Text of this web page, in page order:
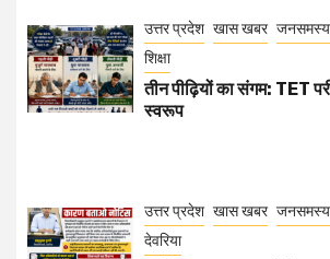
उत्तर प्रदेश खास खबर
शिक्षा
तीन पीढ़ियों का संगम: TET
स्वरूप
उत्तर प्रदेश खास खबर
देवरिया